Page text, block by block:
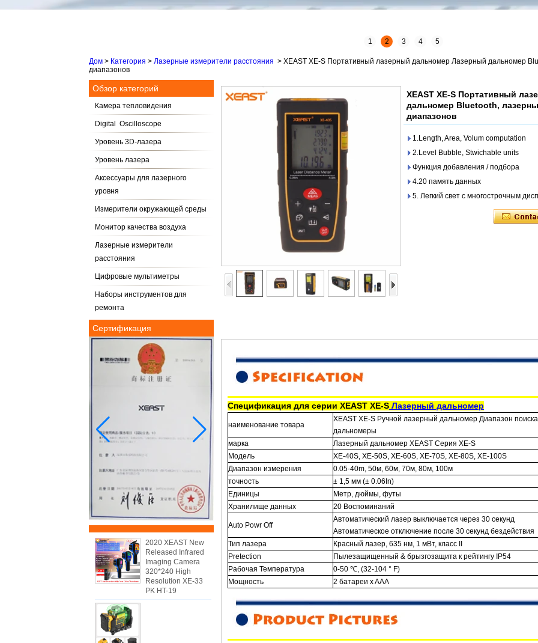
1 2 3 4 5
Дом > Категория > Лазерные измерители расстояния > XEAST XE-S Портативный лазерный дальномер Лазерный дальномер
диапазонов
Обзор категорий
Камера тепловидения
Digital Oscilloscope
Уровень 3D-лазера
Уровень лазера
Аксессуары для лазерного
уровня
Измерители окружающей среды
Монитор качества воздуха
Лазерные измерители
расстояния
Цифровые мультиметры
Наборы инструментов для
ремонта
Сертификация
2020 XEAST New
Released Infrared
Imaging Camera
320*240 High
Resolution XE-33
PK HT-19
XEAST XE-S Портативный
дальномер Bluetooth,
диапазонов
1.Length, Area, Volum computation
2.Level Bubble, Stwichable units
Функция добавления / подбора
4.20 память данных
5. Легкий свет с многострочным
Спецификация для серии XEAST XE-S Лазерный дальномер
наименование товара
XEAST XE-S Ручной лазерный дальномер Диапазон
дальномеры
марка
Лазерный дальномер XEAST Серия XE-S
Модель
XE-40S, XE-50S, XE-60S, XE-70S, XE-80S, XE-100S
Диапазон измерения
0.05-40m, 50м, 60м, 70м, 80м, 100м
точность
± 1,5 мм (± 0.06In)
Единицы
Метр, дюймы, футы
Хранилище данных
20 Воспоминаний
Auto Powr Off
Автоматический лазер выключается через 30 секунд
Автоматическое отключение после 30 секунд бездействия
Тип лазера
Красный лазер, 635 нм, 1 мВт, класс II
Pretection
Пылезащищенный & брызгозащита к рейтингу IP54
Рабочая Температура
0-50 ℃, (32-104 ° F)
Мощность
2 батареи x AAA